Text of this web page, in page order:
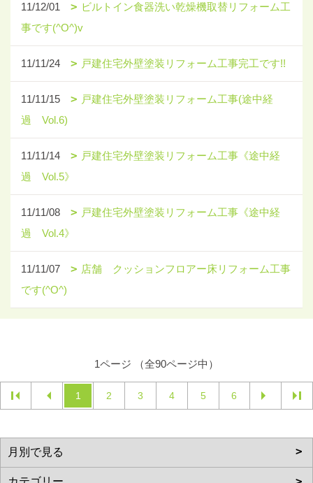
11/12/01
ビルトイン食器洗い乾燥機取替リフォーム工
事です(^O^)v
11/11/24 戸建住宅外壁塗装リフォーム工事完工です!!
11/11/15
戸建住宅外壁塗装リフォーム工事(途中経
過 Vol.6)
11/11/14
戸建住宅外壁塗装リフォーム工事《途中経
過 Vol.5》
11/11/08
戸建住宅外壁塗装リフォーム工事《途中経
過 Vol.4》
11/11/07
店舗 クッションフロアー床リフォーム工事
です(^O^)
1ページ （全90ページ中）
1 2 3 4 5 6